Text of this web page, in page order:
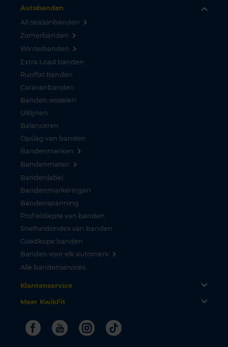
Autobanden
All-seasonbanden
Zomerbanden
Winterbanden
Extra Load banden
Runflat banden
Caravanbanden
Banden wisselen
Uitlijnen
Balanceren
Opslag van banden
Bandenmerken
Bandenmaten
Bandenlabel
Bandenmarkeringen
Bandenspanning
Profieldiepte van banden
Snelheidsindex van banden
Goedkope banden
Banden voor elk automerk
Alle bandenservices
Klantenservice
Meer KwikFit
FacebookYoutubeInstagram
Tiktok